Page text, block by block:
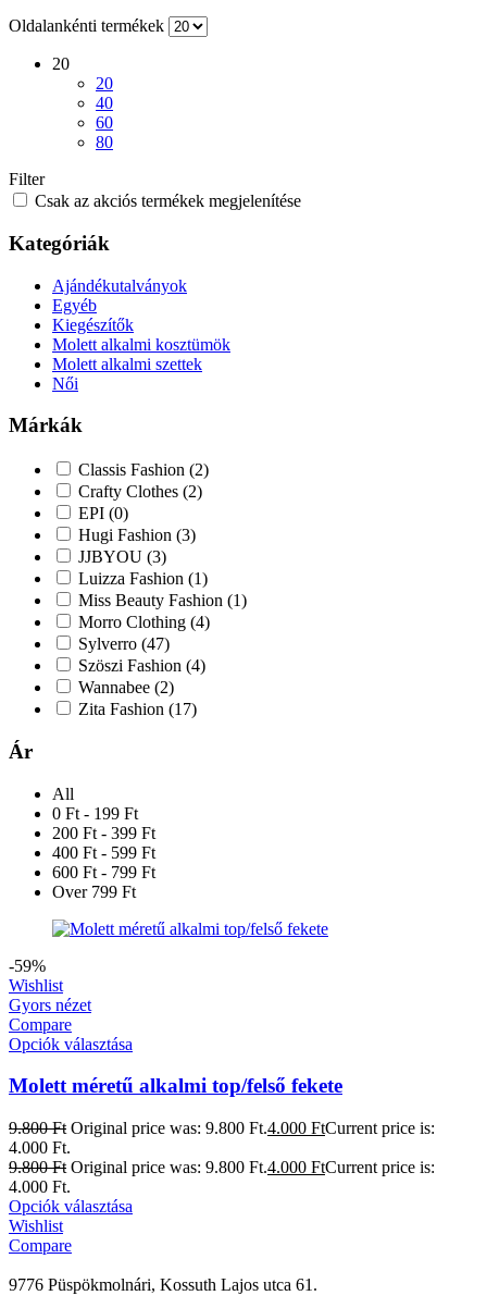
Oldalankénti termékek
20
20
40
60
80
Filter
Csak az akciós termékek megjelenítése
Kategóriák
Ajándékutalványok
Egyéb
Kiegészítők
Molett alkalmi kosztümök
Molett alkalmi szettek
Női
Márkák
Classis Fashion (2)
Crafty Clothes (2)
EPI (0)
Hugi Fashion (3)
JJBYOU (3)
Luizza Fashion (1)
Miss Beauty Fashion (1)
Morro Clothing (4)
Sylverro (47)
Szöszi Fashion (4)
Wannabee (2)
Zita Fashion (17)
Ár
All
0 Ft - 199 Ft
200 Ft - 399 Ft
400 Ft - 599 Ft
600 Ft - 799 Ft
Over 799 Ft
-59%
Wishlist
Gyors nézet
Compare
Opciók választása
Molett méretű alkalmi top/felső fekete
9.800Ft Original price was: 9.800 Ft.4.000 FtCurrent price is:
4.000 Ft.
9.800Ft Original price was: 9.800 Ft.4.000 FtCurrent price is:
4.000 Ft.
Opciók választása
Wishlist
Compare
9776 Püspökmolnári, Kossuth Lajos utca 61.